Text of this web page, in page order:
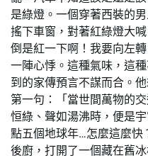
是綠燈。一個穿著西裝的
搖下車窗，對著紅綠燈大
倒是紅一下啊！我要向左
一陣心悸。這種氣味，這
到的家傳預言不謀而合。
第一句：「當世間萬物的
恒綠、聲如湯沸時，便是
點五個地球年…怎麼這麼快
後廚，打開了一個藏在舊